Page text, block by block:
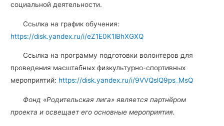
социальной деятельности.
Ссылка на график обучения:
https://disk.yandex.ru/i/eZ1E0K1lBhXGXQ
Ссылка на программу подготовки волонтеров для
проведения масштабных физкультурно-спортивных
мероприятий: https://disk.yandex.ru/i/9VVQslQ9ps_MsQ
Фонд «Родительская лига» является партнёром
проекта и освещает его основные мероприятия.